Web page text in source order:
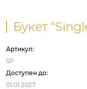
Букет
Артикул:
SP
Доступен до:
01.01.2027